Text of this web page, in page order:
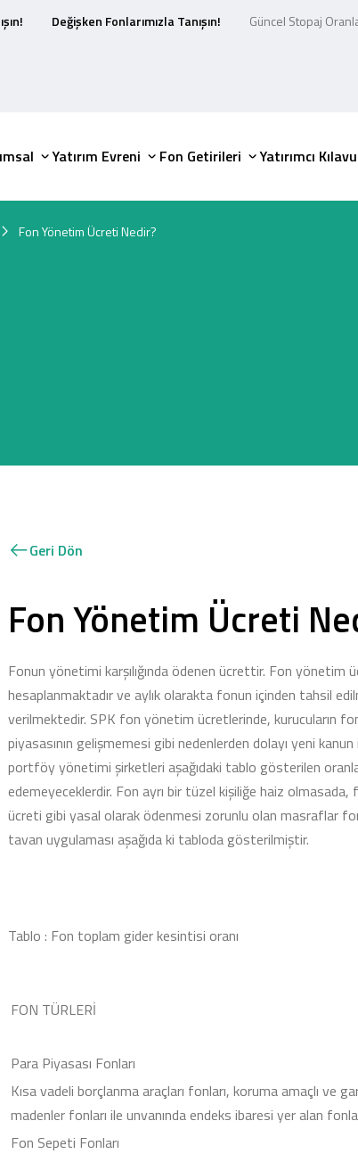
Değişken Fonlarımızla Tanışın! Güncel Stopaj
Yatırım Evreni Fon Getirileri Yatırımcı
Fon Yönetim Ücreti Nedir?
Geri Dön
Fon Yönetim Ücreti
Fonun yönetimi karşılığında ödenen ücrettir. Fon
hesaplanmaktadır ve aylık olarakta fonun içinden tahsil
verilmektedir. SPK fon yönetim ücretlerinde, kurucuların
piyasasının gelişmemesi gibi nedenlerden dolayı yeni
portföy yönetimi şirketleri aşağıdaki tablo gösterilen
edemeyeceklerdir. Fon ayrı bir tüzel kişiliğe haiz
ücreti gibi yasal olarak ödenmesi zorunlu olan masraflar
tavan uygulaması aşağıda ki tabloda gösterilmiştir.
Tablo : Fon toplam gider kesintisi oranı
FON TÜRLERİ
Para Piyasası Fonları
Kısa vadeli borçlanma araçları fonları, koruma amaçlı ve
madenler fonları ile unvanında endeks ibaresi yer alan
Fon Sepeti Fonları